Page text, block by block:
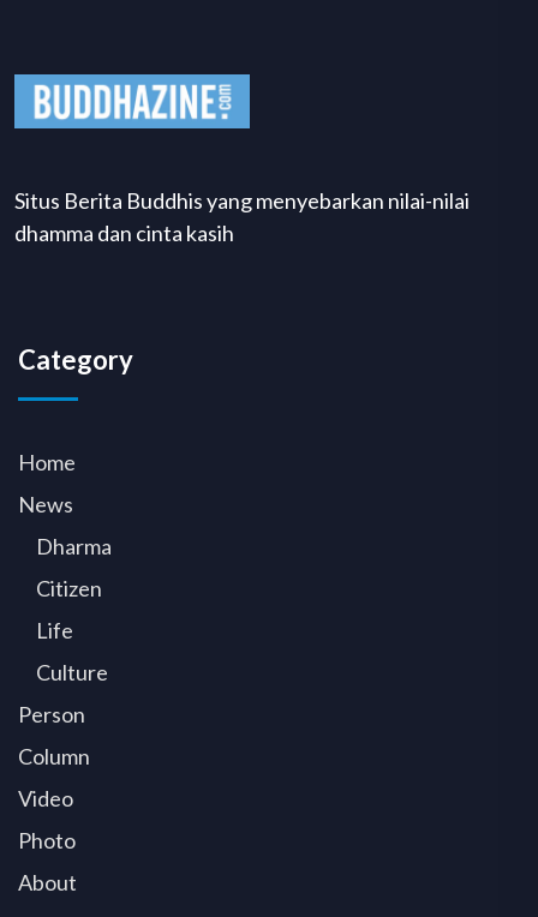
Situs Berita Buddhis yang menyebarkan nilai-nilai
dhamma dan cinta kasih
Category
Home
News
Dharma
Citizen
Life
Culture
Person
Column
Video
Photo
About